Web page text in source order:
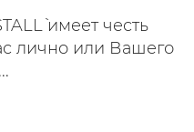
имеет честь
лично или Вашего